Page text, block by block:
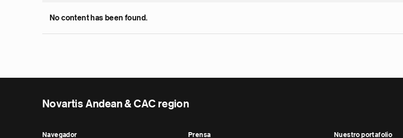
No content has been found.
Novartis Andean & CAC region
Navegador Prensa Nuestro portafolio